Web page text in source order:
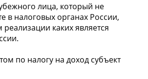
лица, который не
в налоговых органах России,
каких является
по налогу на доход субъект